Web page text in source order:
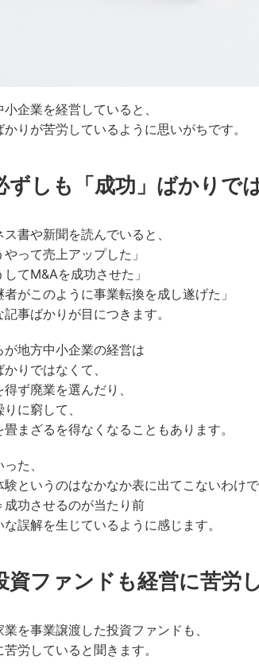
企業を経営していると、
かりが苦労しているように思いがちです。
ずしも「成功」ばかりで
ス書や新聞を読んでいると、
やって売上アップした」
してM&Aを成功させた」
者がこのように事業転換を成し遂げた」
事ばかりが目につきます。
が地方中小企業の経営は
かりではなくて、
ず廃業を選んだり、
に窮して、
畳まざるを得なくなることもあります。
た、
験というのはなかなか表に出てこないわけで
成功させるのが当たり前
な誤解を生じているように感じます。
資ファンドも経営に苦労
業を事業譲渡した投資ファンドも、
労していると聞きます。